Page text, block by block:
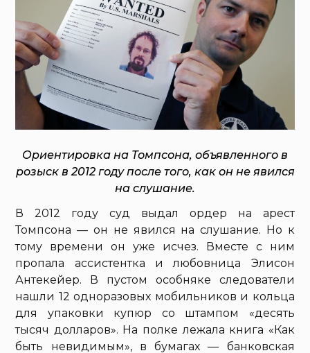
Ориентировка на Томпсона, объявленного в
розыск в 2012 году после того, как он не явился
на слушание.
В 2012 году суд выдал ордер на арест
Томпсона — он не явился на слушание. Но к
тому времени он уже исчез. Вместе с ним
пропала ассистентка и любовница Элисон
Антекейер. В пустом особняке следователи
нашли 12 одноразовых мобильников и кольца
для упаковки купюр со штампом «десять
тысяч долларов». На полке лежала книга «Как
быть невидимым», в бумагах — банковская